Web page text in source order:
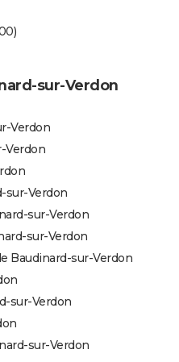
sur-Verdon
Verdon
Verdon
sur-Verdon
sur-Verdon
sur-Verdon
Baudinard-sur-Verdon
sur-Verdon
sur-Verdon